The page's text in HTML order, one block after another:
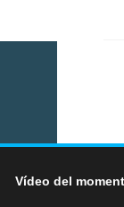
Vídeo del